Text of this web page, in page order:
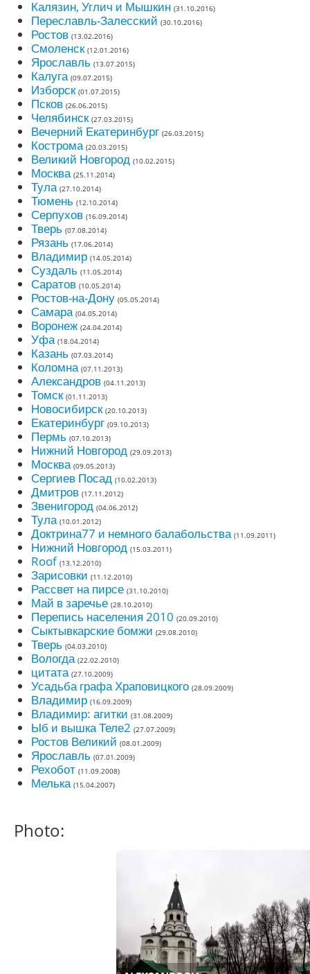
Калязин, Углич и Мышкин (31.10.2016)
Переславль-Залесский (30.10.2016)
Ростов (13.02.2016)
Смоленск (12.01.2016)
Ярославль (13.07.2015)
Калуга (09.07.2015)
Изборск (01.07.2015)
Псков (26.06.2015)
Челябинск (27.03.2015)
Вечерний Екатеринбург (26.03.2015)
Кострома (20.03.2015)
Великий Новгород (10.02.2015)
Москва (25.11.2014)
Тула (27.10.2014)
Тюмень (12.10.2014)
Серпухов (16.09.2014)
Тверь (07.08.2014)
Рязань (17.06.2014)
Владимир (14.05.2014)
Суздаль (11.05.2014)
Саратов (10.05.2014)
Ростов-на-Дону (05.05.2014)
Самара (04.05.2014)
Воронеж (24.04.2014)
Уфа (18.04.2014)
Казань (07.03.2014)
Коломна (07.11.2013)
Александров (04.11.2013)
Томск (01.11.2013)
Новосибирск (20.10.2013)
Екатеринбург (09.10.2013)
Пермь (07.10.2013)
Нижний Новгород (29.09.2013)
Москва (09.05.2013)
Сергиев Посад (10.02.2013)
Дмитров (17.11.2012)
Звенигород (04.06.2012)
Тула (10.01.2012)
Доктрина77 и немного балабольства (11.09.2011)
Нижний Новгород (15.03.2011)
Roof (13.12.2010)
Зарисовки (11.12.2010)
Рассвет на пирсе (31.10.2010)
Май в заречье (28.10.2010)
Перепись населения 2010 (20.09.2010)
Сыктывкарские бомжи (29.08.2010)
Тверь (04.03.2010)
Вологда (22.02.2010)
цитата (27.10.2009)
Усадьба графа Храповицкого (28.09.2009)
Владимир (16.09.2009)
Владимир: агитки (31.08.2009)
Ыб и вышка Теле2 (27.07.2009)
Ростов Великий (08.01.2009)
Ярославль (07.01.2009)
Рехобот (11.09.2008)
Мелька (15.04.2007)
Photo: